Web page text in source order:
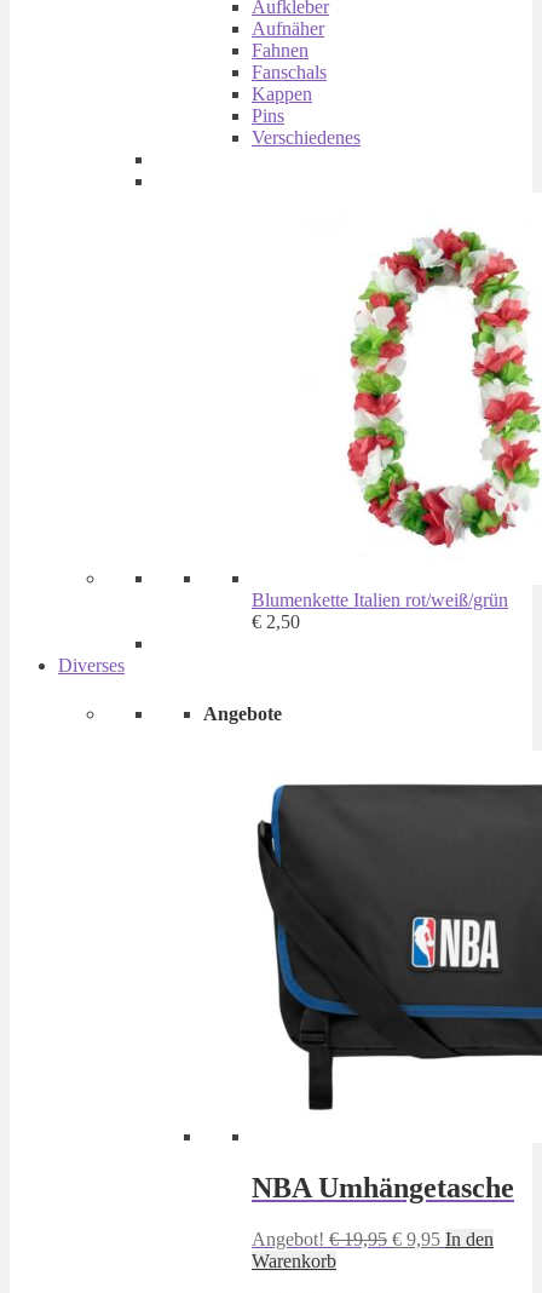
Aufkleber
Aufnäher
Fahnen
Fanschals
Kappen
Pins
Verschiedenes
Blumenkette Italien rot/weiß/grün
€ 2,50
Diverses
Angebote
NBA Umhängetasche
Angebot! €19,95 Ursprünglicher
€ 9,95Aktueller
In den
Warenkorb